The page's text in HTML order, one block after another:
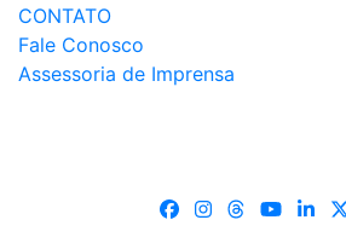
CONTATO
Fale Conosco
Assessoria de Imprensa